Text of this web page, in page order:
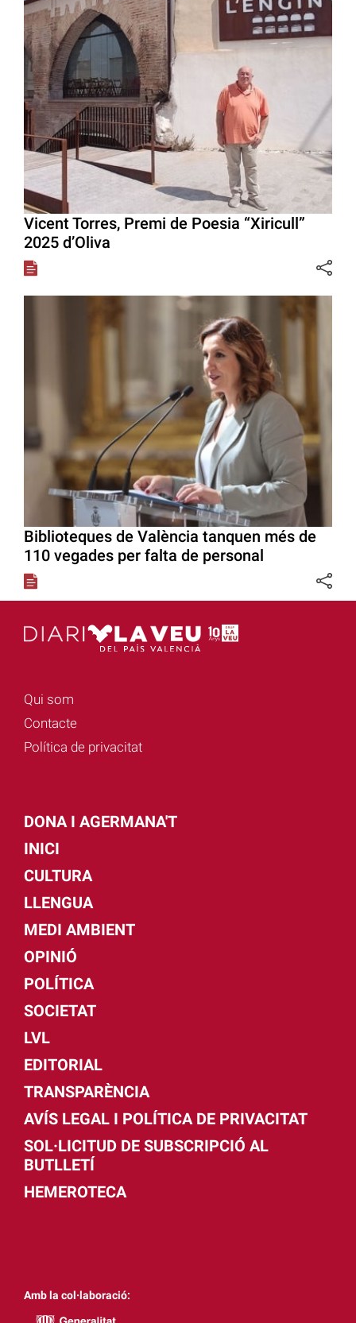
Vicent Torres, Premi de Poesia “Xiricull”
2025 d’Oliva
Biblioteques de València tanquen més de
110 vegades per falta de personal
Qui som
Contacte
Política de privacitat
DONA I AGERMANA'T
INICI
CULTURA
LLENGUA
MEDI AMBIENT
OPINIÓ
POLÍTICA
SOCIETAT
LVL
EDITORIAL
TRANSPARÈNCIA
AVÍS LEGAL I POLÍTICA DE PRIVACITAT
SOL·LICITUD DE SUBSCRIPCIÓ AL
BUTLLETÍ
HEMEROTECA
Amb la col·laboració: